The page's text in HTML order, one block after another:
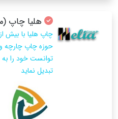
هلیا چاپ
چاپ هلیا با بیش
حوزه چاپ چارچه
توانست خود را
تبدیل نماید